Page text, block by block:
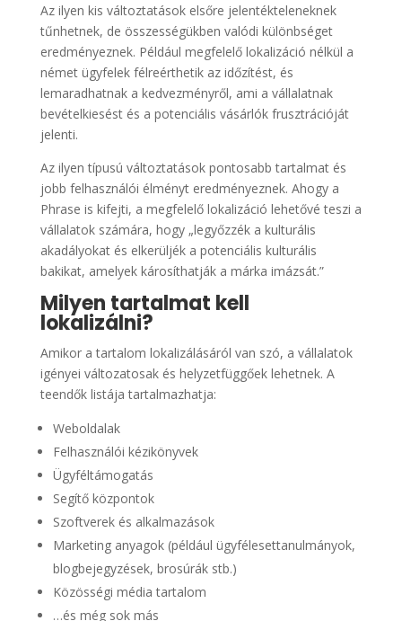
Az ilyen kis változtatások elsőre jelentékteleneknek
tűnhetnek, de összességükben valódi különbséget
eredményeznek. Például megfelelő lokalizáció nélkül a
német ügyfelek félreérthetik az időzítést, és
lemaradhatnak a kedvezményről, ami a vállalatnak
bevételkiesést és a potenciális vásárlók frusztrációját
jelenti.
Az ilyen típusú változtatások pontosabb tartalmat és
jobb felhasználói élményt eredményeznek. Ahogy a
Phrase is kifejti, a megfelelő lokalizáció lehetővé teszi a
vállalatok számára, hogy „legyőzzék a kulturális
akadályokat és elkerüljék a potenciális kulturális
bakikat, amelyek károsíthatják a márka imázsát.”
Milyen tartalmat kell
lokalizálni?
Amikor a tartalom lokalizálásáról van szó, a vállalatok
igényei változatosak és helyzetfüggőek lehetnek. A
teendők listája tartalmazhatja:
Weboldalak
Felhasználói kézikönyvek
Ügyféltámogatás
Segítő központok
Szoftverek és alkalmazások
Marketing anyagok (például ügyfélesettanulmányok,
blogbejegyzések, brosúrák stb.)
Közösségi média tartalom
…és még sok más